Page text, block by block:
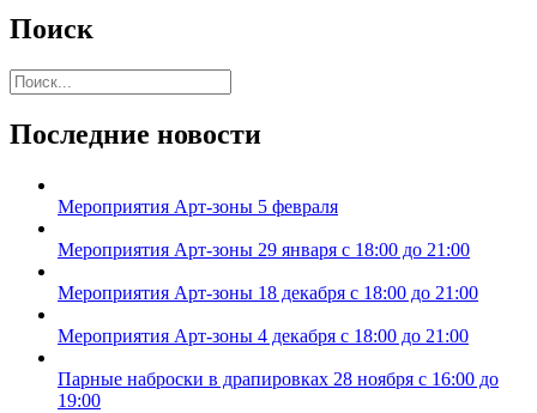
Поиск
Последние новости
Мероприятия Арт-зоны 5 февраля
Мероприятия Арт-зоны 29 января с 18:00 до 21:00
Мероприятия Арт-зоны 18 декабря с 18:00 до 21:00
Мероприятия Арт-зоны 4 декабря с 18:00 до 21:00
Парные наброски в драпировках 28 ноября с 16:00 до
19:00